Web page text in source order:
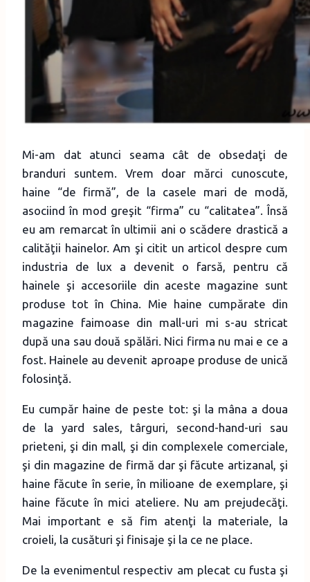
Mi-am dat atunci seama cât de obsedaţi de
branduri suntem. Vrem doar mărci cunoscute,
haine “de firmă”, de la casele mari de modă,
asociind în mod greşit “firma” cu “calitatea”. Însă
eu am remarcat în ultimii ani o scădere drastică a
calităţii hainelor. Am şi citit un articol despre cum
industria de lux a devenit o farsă, pentru că
hainele şi accesoriile din aceste magazine sunt
produse tot în China. Mie haine cumpărate din
magazine faimoase din mall-uri mi s-au stricat
după una sau două spălări. Nici firma nu mai e ce a
fost. Hainele au devenit aproape produse de unică
folosinţă.
Eu cumpăr haine de peste tot: şi la mâna a doua
de la yard sales, târguri, second-hand-uri sau
prieteni, şi din mall, şi din complexele comerciale,
şi din magazine de firmă dar şi făcute artizanal, şi
haine făcute în serie, în milioane de exemplare, şi
haine făcute în mici ateliere. Nu am prejudecăţi.
Mai important e să fim atenţi la materiale, la
croieli, la cusături şi finisaje şi la ce ne place.
De la evenimentul respectiv am plecat cu fusta şi